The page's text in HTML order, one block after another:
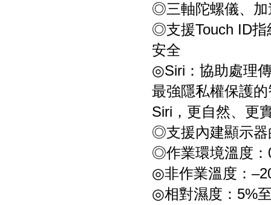
◎三軸陀螺儀、加
◎支援Touch ID指
安全
◎Siri：協助處理
最強隱私權保護
Siri，更自然、更
◎支援內建顯示器
◎作業環境溫度：
◎非作業溫度：
◎相對濕度：5%